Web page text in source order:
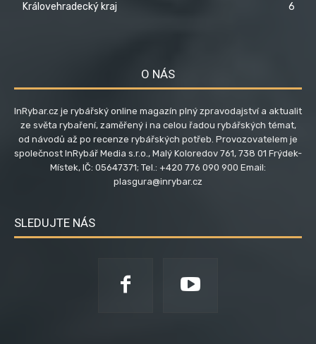
Královehradecký kraj
6
O NÁS
InRybar.cz je rybářský online magazín plný zpravodajství a aktualit
ze světa rybaření, zaměřený i na celou řadou rybářských témat,
od návodů až po recenze rybářských potřeb. Provozovatelem je
společnost InRybář Media s.r.o., Malý Koloredov 761, 738 01 Frýdek-
Místek, IČ: 05647371; Tel.: +420 776 090 900 Email:
plasgura@inrybar.cz
SLEDUJTE NÁS